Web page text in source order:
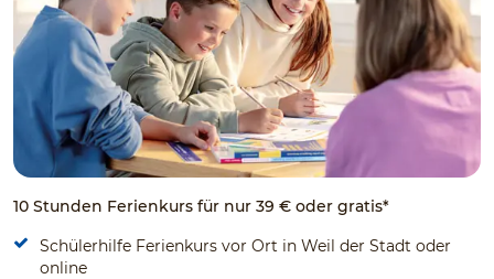
10 Stunden Ferienkurs für nur 39 € oder gratis*
Schülerhilfe Ferienkurs vor Ort in Weil der Stadt oder
online